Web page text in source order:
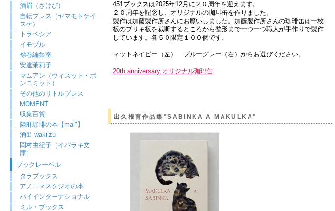
酒眉（さけび）
自転プレス（ヤマモトケイ
スケ）
トラベシア
イモヅル
襟巻編集室
安達茉莉子
マムアン（ウィスット・ポ
ンニミット）
その他のリトルプレス
MOMENT
収集百貨
隣町珈琲の本【mal"】
涌出 wakiizu
岡村由紀子（イバラキ文
庫）
ブックレーベル
タラブックス
アノニマスタジオの本
パイインターナショナル
ミル・ブックス
451ブックスは2025年12月に２０周年を迎えます。
２０周年を記念し、オリジナルの珈琲缶を作りました。
製作は加藤製作所さんにお願いしました。加藤製作所さんの珈琲缶は一枚
板のブリキ板を裁断するところから整形まで一つ一つ職人が手作りで製作
しています。各５０限定１００個です。
マットネイビー（左） ブルーグレー（右）からお選びください。
20th anniversary オリジナル珈琲缶
出久根育作品集"SABINKA A MAKULKA"